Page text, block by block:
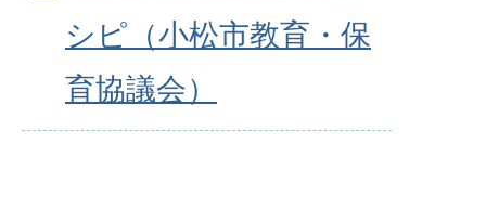
シピ（小松市教育・保
育協議会）